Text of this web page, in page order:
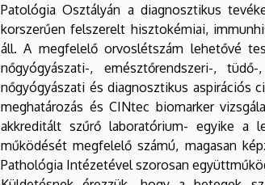
Patológia Osztályán a diagnosztikus
korszerűen felszerelt hisztokémiai,
áll. A megfelelő orvoslétszám lehetővé
nőgyógyászati-, emésztőrendszeri-,
nőgyógyászati és diagnosztikus aspirációs
meghatározás és CINtec biomarker
akkreditált szűrő laboratórium- egyike a
működését megfelelő számú, magasan
Pathológia Intézetével szorosan